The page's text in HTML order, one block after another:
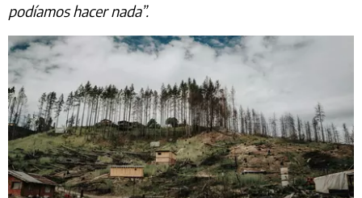
podíamos hacer nada”.